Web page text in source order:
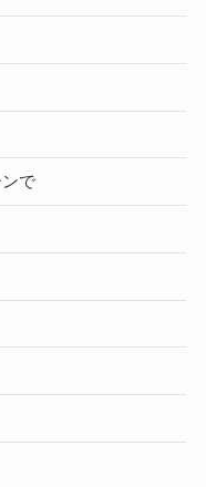
で